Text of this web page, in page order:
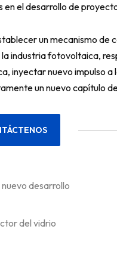
el desarrollo de
un mecanismo de
industria fotovoltaica,
inyectar nuevo impulso a
un nuevo capítulo
desarrollo
del vidrio